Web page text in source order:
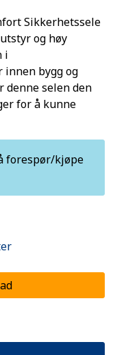
Sikkerhetssele
og høy
i
innen bygg og
selen den
for å kunne
forespør/kjøpe